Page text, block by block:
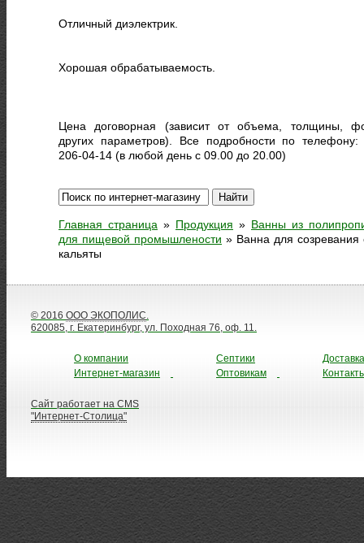
Отличный диэлектрик.
Хорошая обрабатываемость.
Цена договорная (зависит от объема, толщины,
других параметров). Все подробности по телефону:
206-04-14 (в любой день с 09.00 до 20.00)
Главная страница » Продукция » Ванны из
для пищевой промышлености » Ванна для созревания
кальяты
© 2016 ООО ЭКОПОЛИС
620085, г. Екатеринбург, ул. Походная 76, оф. 11.
О компании
Интернет-магазин
Септики
Оптовикам
Доставка
Сайт работает на CMS
"Интернет-Столица"